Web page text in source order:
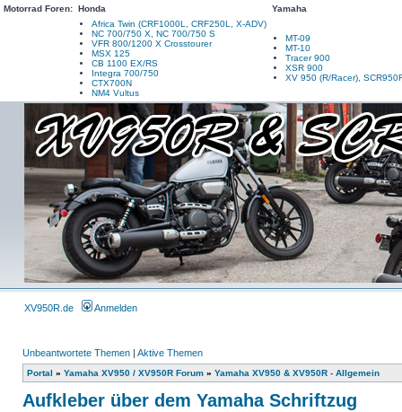
Motorrad Foren: Honda
Yamaha
Africa Twin (CRF1000L, CRF250L, X-ADV)
NC 700/750 X, NC 700/750 S
VFR 800/1200 X Crosstourer
MSX 125
CB 1100 EX/RS
Integra 700/750
CTX700N
NM4 Vultus
MT-09
MT-10
Tracer 900
XSR 900
XV 950 (R/Racer),
XV950R.de Anmelden
Unbeantwortete Themen | Aktive Themen
Portal » Yamaha XV950 / XV950R Forum » Yamaha XV950 & XV950R - Allgemein
Aufkleber über dem Yamaha Schriftzug